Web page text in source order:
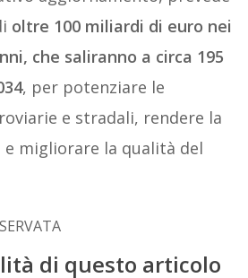
oltre 100 miliardi di euro nei
che saliranno a circa 195
, per potenziare le
e stradali, rendere la
migliorare la qualità del
di questo articolo